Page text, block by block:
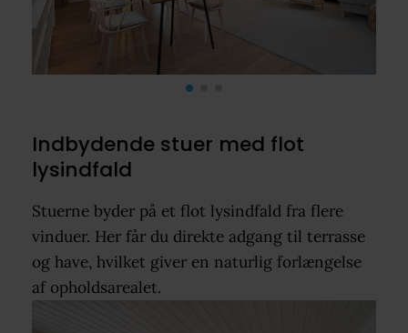
Indbydende stuer med flot
lysindfald
Stuerne byder på et flot lysindfald fra flere
vinduer. Her får du direkte adgang til terrasse
og have, hvilket giver en naturlig forlængelse
af opholdsarealet.